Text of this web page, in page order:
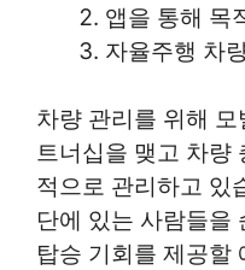
앱을 통해 목
자율주행 차
차량 관리를 위해
트너십을 맺고 차량
적으로 관리하고 있
단에 있는 사람들을
탑승 기회를 제공할